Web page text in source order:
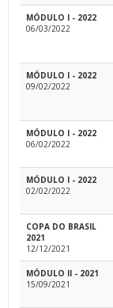
MÓDULO I - 2022
06/03/2022
MÓDULO I - 2022
09/02/2022
MÓDULO I - 2022
06/02/2022
MÓDULO I - 2022
02/02/2022
COPA DO BRASIL
2021
12/12/2021
MÓDULO II - 2021
15/09/2021